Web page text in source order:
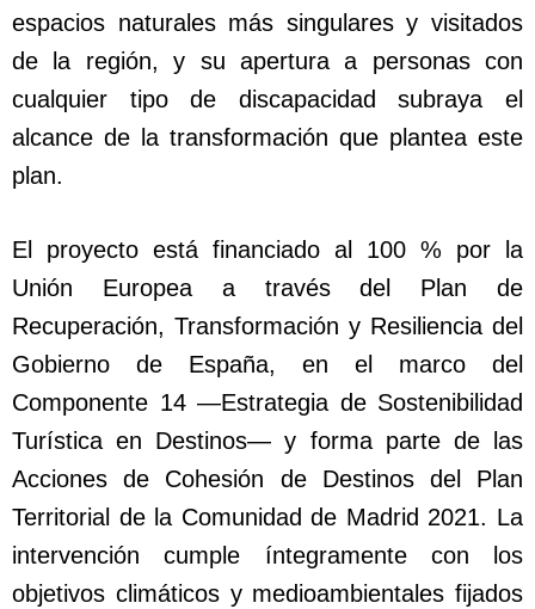
espacios naturales más singulares y visitados
de la región, y su apertura a personas con
cualquier tipo de discapacidad subraya el
alcance de la transformación que plantea este
plan.
El proyecto está financiado al 100 % por la
Unión Europea a través del Plan de
Recuperación, Transformación y Resiliencia del
Gobierno de España, en el marco del
Componente 14 —Estrategia de Sostenibilidad
Turística en Destinos— y forma parte de las
Acciones de Cohesión de Destinos del Plan
Territorial de la Comunidad de Madrid 2021. La
intervención cumple íntegramente con los
objetivos climáticos y medioambientales fijados